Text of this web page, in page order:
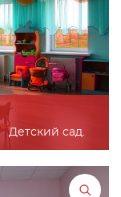
Детский сад.